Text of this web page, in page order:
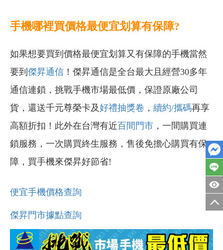
手機哪裡買價格最便宜划算有保障?
如果想要買到價格最便宜划算又有保障的手機當然
要到 傑昇通信 ！傑昇通信是全台最大且經營30多年
通信連鎖，挑戰手機市場最低價，保證原廠公司
貨，還送千元尊榮卡及好禮抽獎卷 ， 續約/攜碼再享
高額折扣！此外在台灣有近百間門市 ，一間購買連
鎖服務，一次購買終生服務，售後免擔心購買有保
障，買手機來傑昇好節省!
便宜手機價格查詢
傑昇門市據點查詢